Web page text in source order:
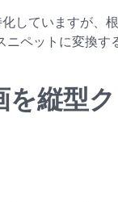
していますが、
ペットに変換す
縦型